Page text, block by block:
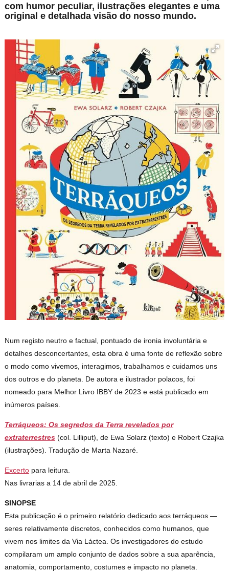
com humor peculiar, ilustrações elegantes e uma
original e detalhada visão do nosso mundo.
Num registo neutro e factual, pontuado de ironia involuntária e
detalhes desconcertantes, esta obra é uma fonte de reflexão sobre
o modo como vivemos, interagimos, trabalhamos e cuidamos uns
dos outros e do planeta. De autora e ilustrador polacos, foi
nomeado para Melhor Livro IBBY de 2023 e está publicado em
inúmeros países.
Terráqueos: Os segredos da Terra revelados por
extraterrestres (col. Lilliput), de Ewa Solarz (texto) e Robert Czajka
(ilustrações). Tradução de Marta Nazaré.
Excerto para leitura.
Nas livrarias a 14 de abril de 2025.
SINOPSE
Esta publicação é o primeiro relatório dedicado aos terráqueos —
seres relativamente discretos, conhecidos como humanos, que
vivem nos limites da Via Láctea. Os investigadores do estudo
compilaram um amplo conjunto de dados sobre a sua aparência,
anatomia, comportamento, costumes e impacto no planeta.